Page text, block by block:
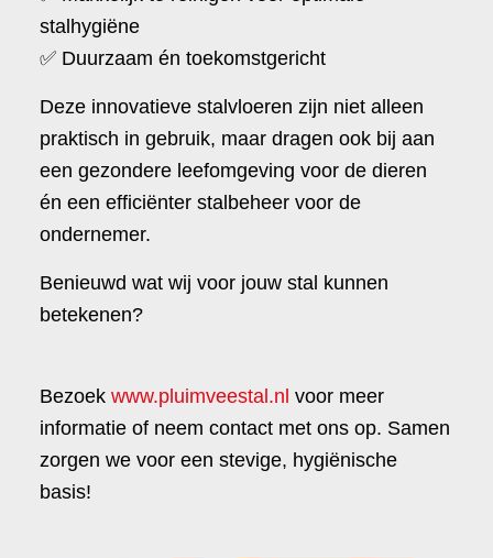
stalhygiëne
✅ Duurzaam én toekomstgericht
Deze innovatieve stalvloeren zijn niet alleen
praktisch in gebruik, maar dragen ook bij aan
een gezondere leefomgeving voor de dieren
én een efficiënter stalbeheer voor de
ondernemer.
Benieuwd wat wij voor jouw stal kunnen
betekenen?
Bezoek www.pluimveestal.nl voor meer
informatie of neem contact met ons op. Samen
zorgen we voor een stevige, hygiënische
basis!